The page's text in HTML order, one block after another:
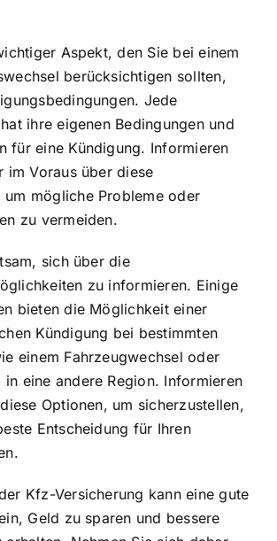
Aspekt, den Sie bei einem
berücksichtigen sollten,
Jede
ihre eigenen Bedingungen und
für eine Kündigung. Informieren
im Voraus über diese
um mögliche Probleme oder
zu vermeiden.
sich über die
zu informieren. Einige
bieten die Möglichkeit einer
Kündigung bei bestimmten
einem Fahrzeugwechsel oder
in eine andere Region. Informieren
Optionen, um sicherzustellen,
Entscheidung für Ihren
Kfz-Versicherung kann eine gute
Geld zu sparen und bessere